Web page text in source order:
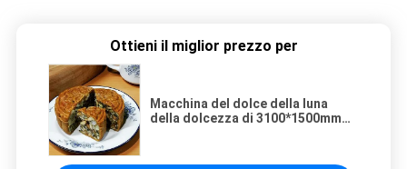
Ottieni il miglior prezzo per
Macchina del dolce della luna
della dolcezza di 3100*1500mm